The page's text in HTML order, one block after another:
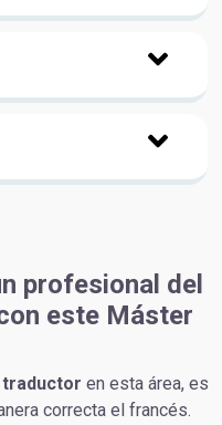
profesional del
este Máster
traductor en esta área, es
correcta el francés.